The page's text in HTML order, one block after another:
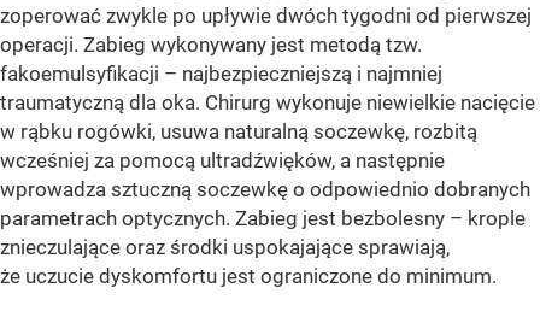
zoperować zwykle po upływie dwóch tygodni od pierwszej
operacji. Zabieg wykonywany jest metodą tzw.
fakoemulsyfikacji – najbezpieczniejszą i najmniej
traumatyczną dla oka. Chirurg wykonuje niewielkie nacięcie
w rąbku rogówki, usuwa naturalną soczewkę, rozbitą
wcześniej za pomocą ultradźwięków, a następnie
wprowadza sztuczną soczewkę o odpowiednio dobranych
parametrach optycznych. Zabieg jest bezbolesny – krople
znieczulające oraz środki uspokajające sprawiają,
że uczucie dyskomfortu jest ograniczone do minimum.